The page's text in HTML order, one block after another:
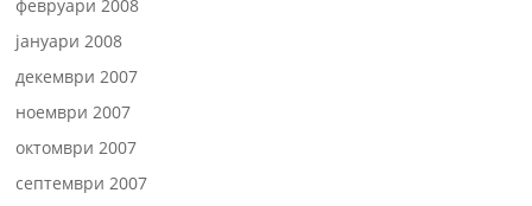
февруари 2008
јануари 2008
декември 2007
ноември 2007
октомври 2007
септември 2007